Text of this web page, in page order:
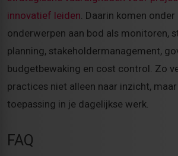
innovatief leiden . Daarin komen
onderwerpen aan bod als monitoren,
planning, stakeholdermanagement,
budgetbewaking en cost control. Zo
practices niet alleen naar inzicht,
toepassing in je dagelijkse werk.
FAQ